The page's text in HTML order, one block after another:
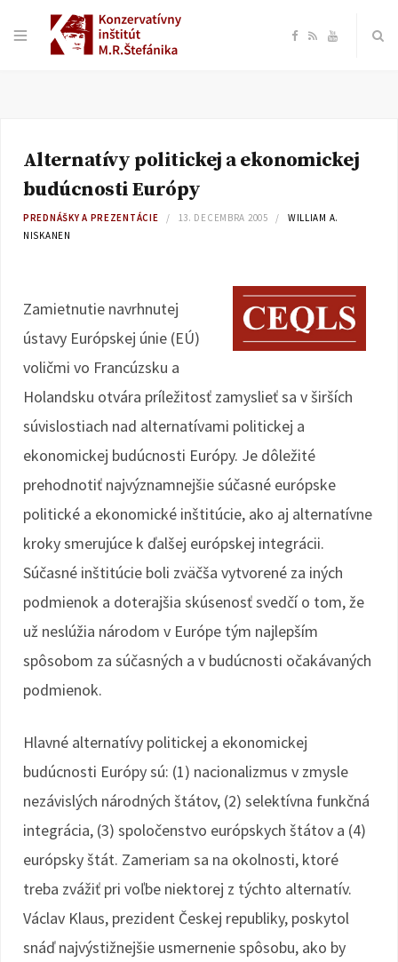
F
e
b
o
k
R Y
T
e
Alternatívy politickej a ekonomickej
budúcnosti Európy
PREDNÁŠKY A PREZENTÁCIE 13. DECEMBRA 2005
WILLIAM A.
NISKANEN
Zamietnutie navrhnutej
ústavy Európskej únie (EÚ)
voličmi vo Francúzsku a
Holandsku otvára príležitosť zamyslieť sa v širších
súvislostiach nad alternatívami politickej a
ekonomickej budúcnosti Európy. Je dôležité
prehodnotiť najvýznamnejšie súčasné európske
politické a ekonomické inštitúcie, ako aj alternatívne
kroky smerujúce k ďalšej európskej integrácii.
Súčasné inštitúcie boli zväčša vytvorené za iných
podmienok a doterajšia skúsenosť svedčí o tom, že
už neslúžia národom v Európe tým najlepším
spôsobom za súčasných a v budúcnosti očakávaných
podmienok.
Hlavné alternatívy politickej a ekonomickej
budúcnosti Európy sú: (1) nacionalizmus v zmysle
nezávislých národných štátov, (2) selektívna funkčná
integrácia, (3) spoločenstvo európskych štátov a (4)
európsky štát. Zameriam sa na okolnosti, ktoré
treba zvážiť pri voľbe niektorej z týchto alternatív.
Václav Klaus, prezident Českej republiky, poskytol
snáď najvýstižnejšie usmernenie spôsobu, ako by